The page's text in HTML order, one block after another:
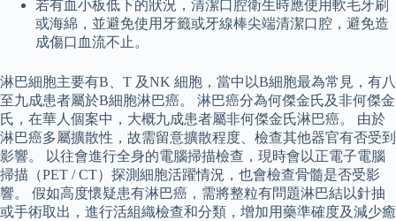
若有血小板低下的狀況，清潔口腔衛生時應使用軟毛牙刷
或海綿，並避免使用牙籤或牙線棒尖端清潔口腔，避免造
成傷口血流不止。
淋巴細胞主要有B、T 及NK 細胞，當中以B細胞最為常見，有八
至九成患者屬於B細胞淋巴癌。 淋巴癌分為何傑金氏及非何傑金
氏，在華人個案中，大概九成患者屬非何傑金氏淋巴癌。 由於
淋巴癌多屬擴散性，故需留意擴散程度、檢查其他器官有否受到
影響。 以往會進行全身的電腦掃描檢查，現時會以正電子電腦
掃描（PET / CT）探測細胞活躍情況，也會檢查骨髓是否受影
響。 假如高度懷疑患有淋巴癌，需將整粒有問題淋巴結以針抽
或手術取出，進行活組織檢查和分類，增加用藥準確度及減少癒